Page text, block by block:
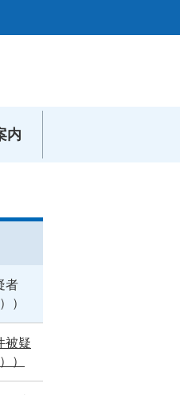
内
者
）
被疑
）